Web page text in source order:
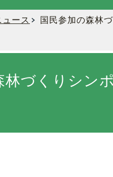
ース 国民参加の森林
林づくりシン